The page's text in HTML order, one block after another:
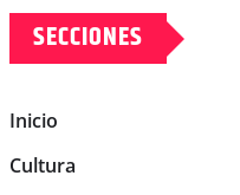
SECCIONES
Inicio
Cultura